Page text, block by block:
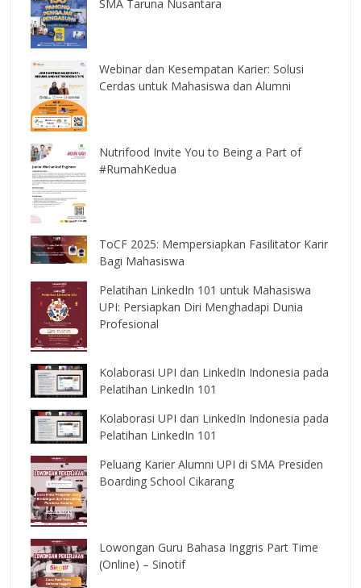
SMA Taruna Nusantara
Webinar dan Kesempatan Karier: Solusi
Cerdas untuk Mahasiswa dan Alumni
Nutrifood Invite You to Being a Part of
#RumahKedua
ToCF 2025: Mempersiapkan Fasilitator Karir
Bagi Mahasiswa
Pelatihan LinkedIn 101 untuk Mahasiswa
UPI: Persiapkan Diri Menghadapi Dunia
Profesional
Kolaborasi UPI dan LinkedIn Indonesia pada
Pelatihan LinkedIn 101
Kolaborasi UPI dan LinkedIn Indonesia pada
Pelatihan LinkedIn 101
Peluang Karier Alumni UPI di SMA Presiden
Boarding School Cikarang
Lowongan Guru Bahasa Inggris Part Time
(Online) – Sinotif